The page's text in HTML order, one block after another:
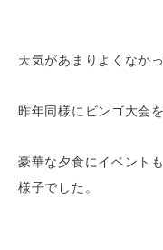
天気があまりよくなか
昨年同様にビンゴ大会
豪華な夕食にイベント
様子でした。